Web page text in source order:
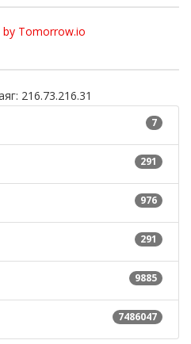
216.73.216.31
7
291
976
291
9885
7486047